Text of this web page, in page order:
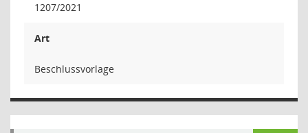
1207/2021
Art
Beschlussvorlage